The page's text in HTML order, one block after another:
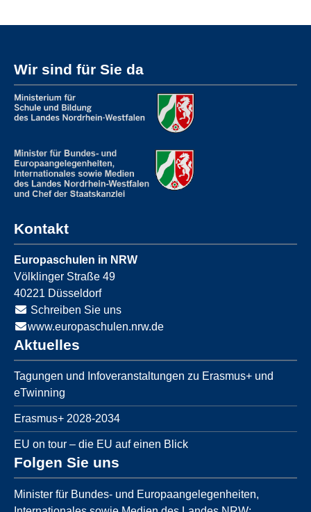
Wir sind für Sie da
Kontakt
Europaschulen in NRW
Völklinger Straße 49
40221 Düsseldorf
Schreiben Sie uns
www.europaschulen.nrw.de
Aktuelles
Tagungen und Infoveranstaltungen zu Erasmus+ und
eTwinning
Erasmus+ 2028-2034
EU on tour – die EU auf einen Blick
Folgen Sie uns
Minister für Bundes- und Europaangelegenheiten,